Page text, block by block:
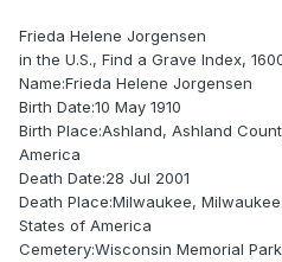
Frieda Helene Jorgensen
in the U.S., Find a Grave Index,
Name:Frieda Helene Jorgensen
Birth Date:10 May 1910
Birth Place:Ashland, Ashland
America
Death Date:28 Jul 2001
Death Place:Milwaukee,
States of America
Cemetery:Wisconsin Memorial Park